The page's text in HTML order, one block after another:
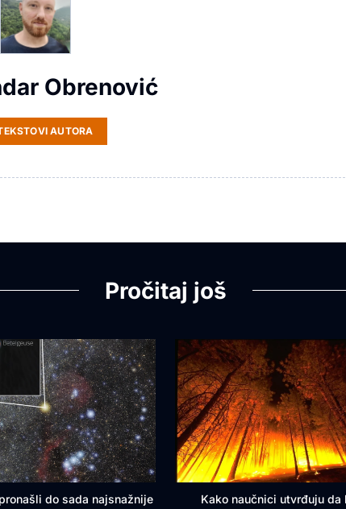
Obrenović
AUTORA
Pročitaj još
do sada najsnažnije
Kako naučnici utvrđuju da